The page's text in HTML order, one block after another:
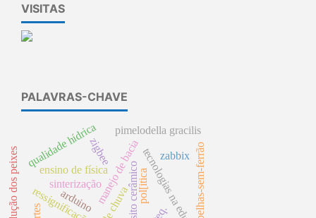
VISITAS
PALAVRAS-CHAVE
ensino de física
qualidade hídricamanejo de baciatecnologias na educação
sinterização
zigbee zabbix
pol[itica
reprodução dos peixes ressignificação
pimelodella gracilis
abelhas-sem-ferrão
arduino